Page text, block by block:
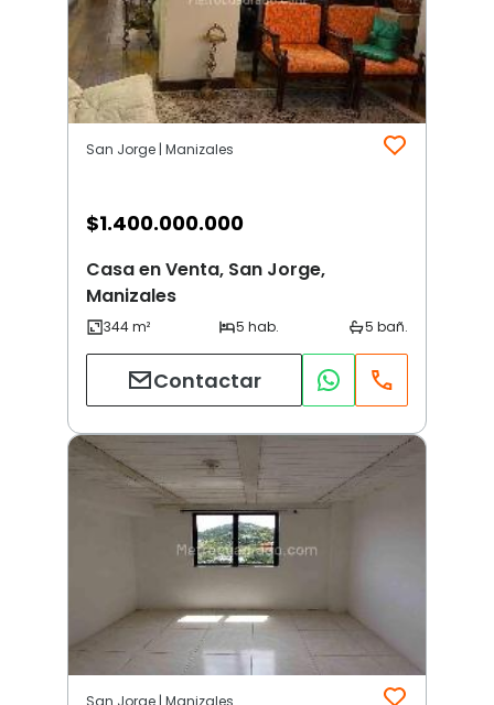
San Jorge | Manizales
$1.400.000.000
Casa en Venta, San Jorge,
Manizales
Contactar
San Jorge | Manizales